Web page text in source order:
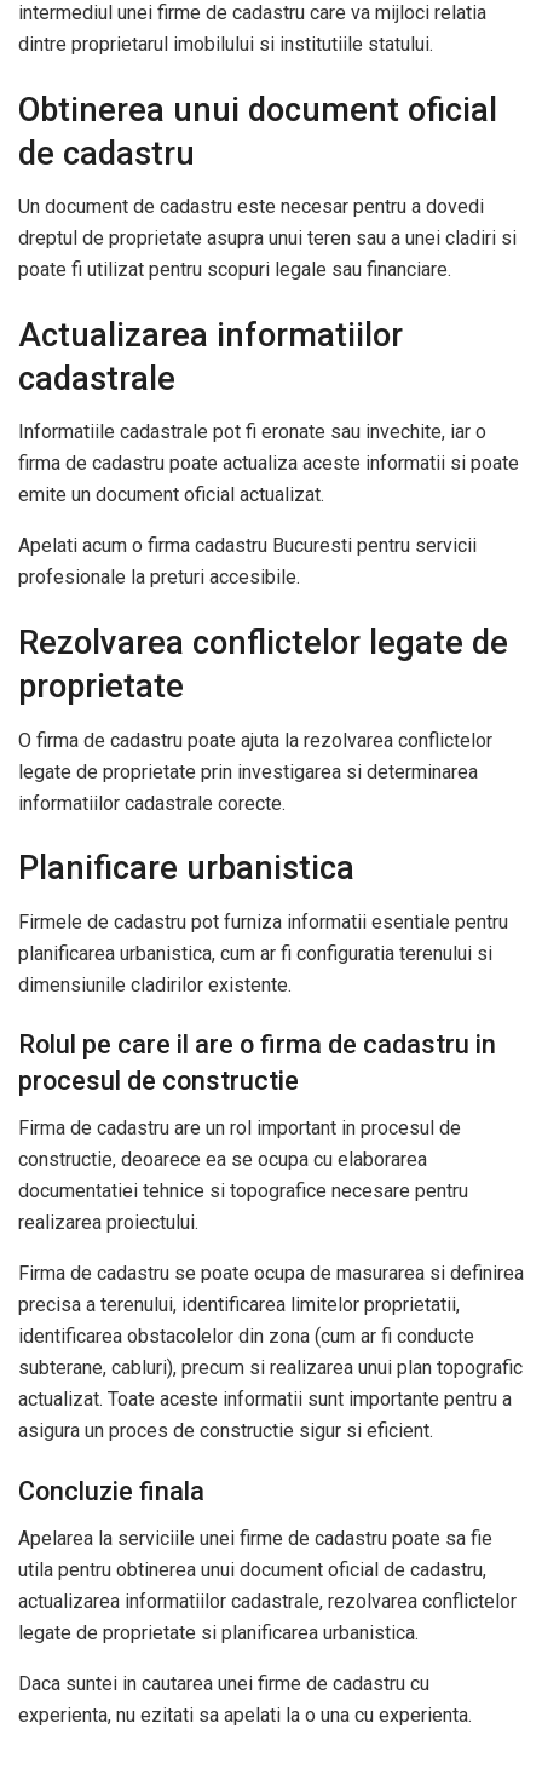
intermediul unei firme de cadastru care va mijloci relatia
dintre proprietarul imobilului si institutiile statului.
Obtinerea unui document oficial
de cadastru
Un document de cadastru este necesar pentru a dovedi
dreptul de proprietate asupra unui teren sau a unei cladiri si
poate fi utilizat pentru scopuri legale sau financiare.
Actualizarea informatiilor
cadastrale
Informatiile cadastrale pot fi eronate sau invechite, iar o
firma de cadastru poate actualiza aceste informatii si poate
emite un document oficial actualizat.
Apelati acum o firma cadastru Bucuresti pentru servicii
profesionale la preturi accesibile.
Rezolvarea conflictelor legate de
proprietate
O firma de cadastru poate ajuta la rezolvarea conflictelor
legate de proprietate prin investigarea si determinarea
informatiilor cadastrale corecte.
Planificare urbanistica
Firmele de cadastru pot furniza informatii esentiale pentru
planificarea urbanistica, cum ar fi configuratia terenului si
dimensiunile cladirilor existente.
Rolul pe care il are o firma de cadastru in
procesul de constructie
Firma de cadastru are un rol important in procesul de
constructie, deoarece ea se ocupa cu elaborarea
documentatiei tehnice si topografice necesare pentru
realizarea proiectului.
Firma de cadastru se poate ocupa de masurarea si definirea
precisa a terenului, identificarea limitelor proprietatii,
identificarea obstacolelor din zona (cum ar fi conducte
subterane, cabluri), precum si realizarea unui plan topografic
actualizat. Toate aceste informatii sunt importante pentru a
asigura un proces de constructie sigur si eficient.
Concluzie finala
Apelarea la serviciile unei firme de cadastru poate sa fie
utila pentru obtinerea unui document oficial de cadastru,
actualizarea informatiilor cadastrale, rezolvarea conflictelor
legate de proprietate si planificarea urbanistica.
Daca suntei in cautarea unei firme de cadastru cu
experienta, nu ezitati sa apelati la o una cu experienta.